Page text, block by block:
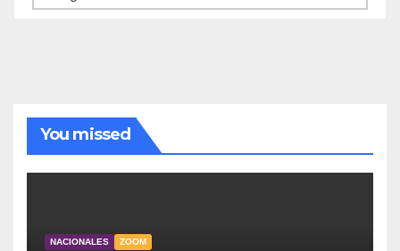
You missed
NACIONALES ZOOM